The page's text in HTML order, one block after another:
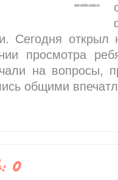
Сегодня
просмотра
на вопросы,
общими
: 0